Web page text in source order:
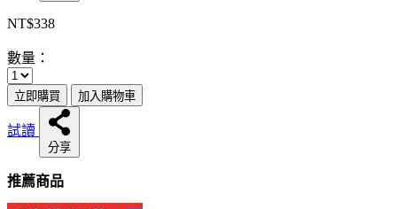
NT$338
數量：
立即購買 加入購物車
試讀
分享
推薦商品